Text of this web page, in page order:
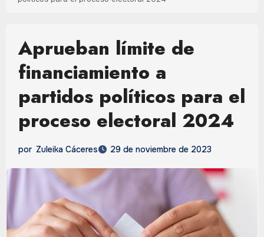
Aprueban límite de
financiamiento a
partidos políticos para el
proceso electoral 2024
por Zuleika Cáceres 29 de noviembre de 2023